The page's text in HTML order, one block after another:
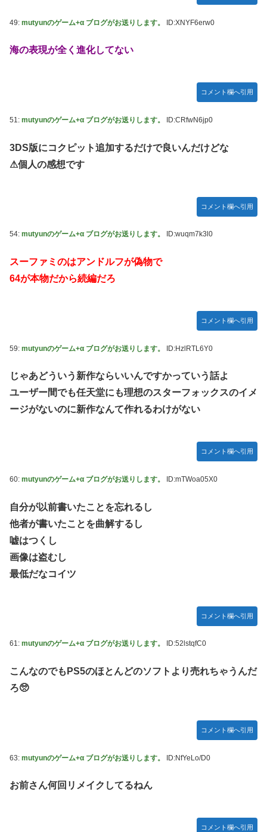
49: mutyunのゲーム+α ブログがお送りします。 ID:XNYF6erw0
海の表現が全く進化してない
コメント欄へ引用
51: mutyunのゲーム+α ブログがお送りします。 ID:CRfwN6jp0
3DS版にコクピット追加するだけで良いんだけどな
⚠︎︎個人の感想です
コメント欄へ引用
54: mutyunのゲーム+α ブログがお送りします。 ID:wuqm7k3l0
スーファミのはアンドルフが偽物で
64が本物だから続編だろ
コメント欄へ引用
59: mutyunのゲーム+α ブログがお送りします。 ID:HzlRTL6Y0
じゃあどういう新作ならいいんですかっていう話よ
ユーザー間でも任天堂にも理想のスターフォックスのイメ
ージがないのに新作なんて作れるわけがない
コメント欄へ引用
60: mutyunのゲーム+α ブログがお送りします。 ID:mTWoa05X0
自分が以前書いたことを忘れるし
他者が書いたことを曲解するし
嘘はつくし
画像は盗むし
最低だなコイツ
コメント欄へ引用
61: mutyunのゲーム+α ブログがお送りします。 ID:52lstqfC0
こんなのでもPS5のほとんどのソフトより売れちゃうんだ
ろ🥺
コメント欄へ引用
63: mutyunのゲーム+α ブログがお送りします。 ID:NfYeLo/D0
お前さん何回リメイクしてるねん
コメント欄へ引用